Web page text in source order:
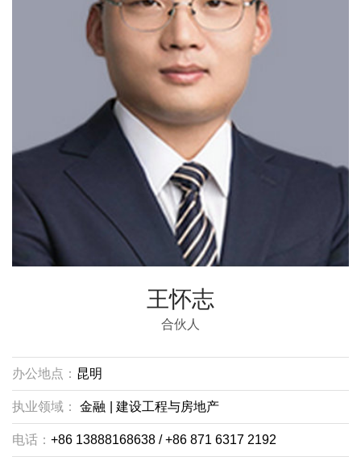
王怀志
合伙人
办公地点： 昆明
执业领域： 金融 建设工程与房地产
电话： +86 13888168638 / +86 871 6317 2192